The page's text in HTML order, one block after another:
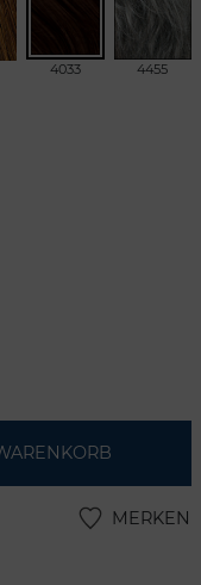
4033 4455
MERKEN